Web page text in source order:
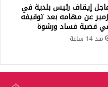
إيقاف رئيس بلدية في
عن مهامه بعد توقيفه
قضية فساد ورشوة
منذ 14 ساعة